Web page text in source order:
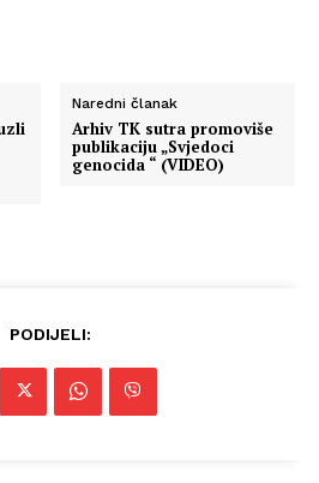
Naredni članak
Arhiv TK sutra promoviše
publikaciju „Svjedoci
genocida “ (VIDEO)
PODIJELI: